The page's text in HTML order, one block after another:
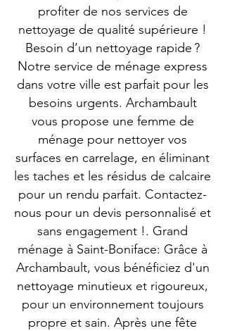
profiter de nos services de
nettoyage de qualité supérieure !
Besoin d’un nettoyage rapide ?
Notre service de ménage express
dans votre ville est parfait pour les
besoins urgents. Archambault
vous propose une femme de
ménage pour nettoyer vos
surfaces en carrelage, en éliminant
les taches et les résidus de calcaire
pour un rendu parfait. Contactez-
nous pour un devis personnalisé et
sans engagement !. Grand
ménage à Saint-Boniface: Grâce à
Archambault, vous bénéficiez d'un
nettoyage minutieux et rigoureux,
pour un environnement toujours
propre et sain. Après une fête